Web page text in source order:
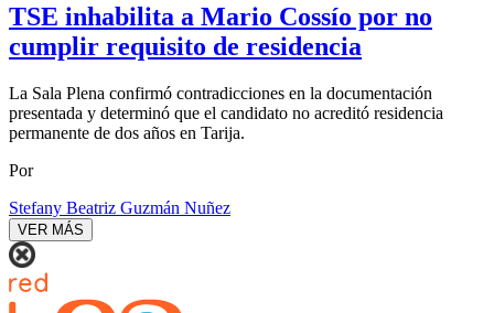
TSE inhabilita a Mario Cossío por no
cumplir requisito de residencia
La Sala Plena confirmó contradicciones en la documentación
presentada y determinó que el candidato no acreditó residencia
permanente de dos años en Tarija.
Por
Stefany Beatriz Guzmán Nuñez
VER MÁS